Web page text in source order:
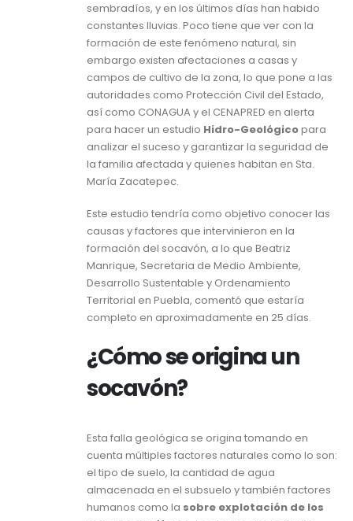
sembradíos, y en los últimos días han habido
constantes lluvias. Poco tiene que ver con la
formación de este fenómeno natural, sin
embargo existen afectaciones a casas y
campos de cultivo de la zona, lo que pone a las
autoridades como Protección Civil del Estado,
así como CONAGUA y el CENAPRED en alerta
para hacer un estudio Hidro-Geológicopara
analizar el suceso y garantizar la seguridad de
la familia afectada y quienes habitan en Sta.
María Zacatepec.
Este estudio tendría como objetivo conocer las
causas y factores que intervinieron en la
formación del socavón, a lo que Beatriz
Manrique, Secretaria de Medio Ambiente,
Desarrollo Sustentable y Ordenamiento
Territorial en Puebla, comentó que estaría
completo en aproximadamente en 25 días.
¿Cómo se origina un
socavón?
Esta falla geológica se origina tomando en
cuenta múltiples factores naturales como lo son:
el tipo de suelo, la cantidad de agua
almacenada en el subsuelo y también factores
humanos como la sobre explotación de los